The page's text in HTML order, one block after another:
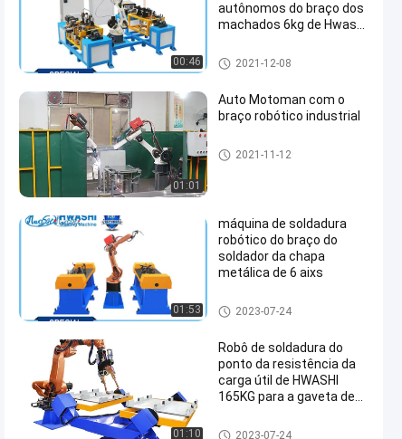
00:46
autônomos do braço dos
machados 6kg de Hwashi
robôs de soldadura industriai
s
2021-12-08
01:01
Auto Motoman com o
braço robótico industrial
robôs de soldadura industriai
s
2021-11-12
01:53
máquina de soldadura
robótico do braço do
soldador da chapa
metálica de 6 aixs
robôs de soldadura industriai
s
2023-07-24
01:10
Robô de soldadura do
ponto da resistência da
carga útil de HWASHI
165KG para a gaveta de
de aço suave
robôs de soldadura industriai
2023-07-24